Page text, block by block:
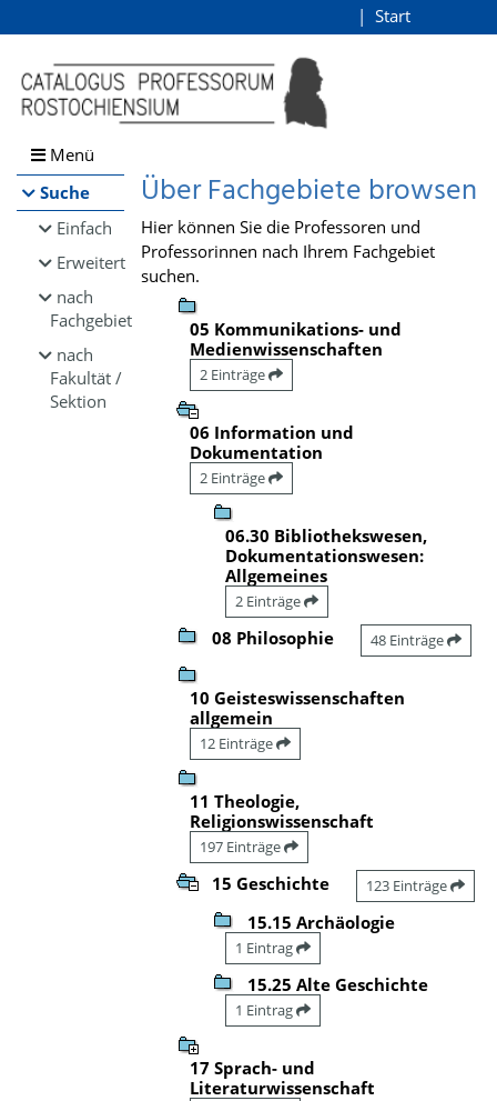
Browsen
direkt zum Inhalt
Start
Menü
Suche
Einfach
Erweitert
nach
Fachgebiet
nach
Fakultät /
Sektion
Über Fachgebiete browsen
Hier können Sie die Professoren und
Professorinnen nach Ihrem Fachgebiet
suchen.
05 Kommunikations- und
Medienwissenschaften
2 Einträge
06 Information und
Dokumentation
2 Einträge
06.30 Bibliothekswesen,
Dokumentationswesen:
Allgemeines
2 Einträge
08 Philosophie 48 Einträge
10 Geisteswissenschaften
allgemein
12 Einträge
11 Theologie,
Religionswissenschaft
197 Einträge
15 Geschichte 123 Einträge
15.15 Archäologie
1 Eintrag
15.25 Alte Geschichte
1 Eintrag
17 Sprach- und
Literaturwissenschaft